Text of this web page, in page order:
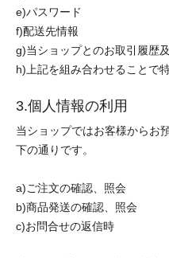
e)パスワード
f)配送先情報
g)当ショップとのお取引履歴
h)上記を組み合わせることで
3.個人情報の利用
当ショップではお客様からお
下の通りです。
a)ご注文の確認、照会
b)商品発送の確認、照会
c)お問合せの返信時